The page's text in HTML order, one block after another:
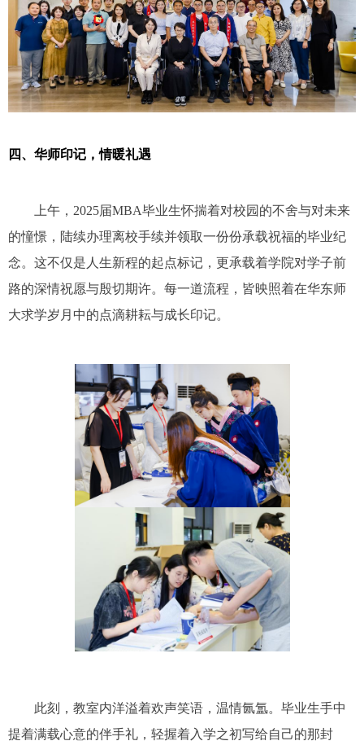
四、华师印记，情暖礼遇
上午， 2025届MBA毕业生怀揣着对校园的不舍与对未来
的憧憬，陆续办理离校手续并领取一份份承载祝福的毕业纪
念。这不仅是人生新程的起点标记，更承载着学院对学子前
路的深情祝愿与殷切期许。每一道流程，皆映照着在华东师
大求学岁月中的点滴耕耘与成长印记。
此刻，教室内洋溢着欢声笑语，温情氤氲。毕业生手中
提着满载心意的伴手礼，轻握着入学之初写给自己的那封